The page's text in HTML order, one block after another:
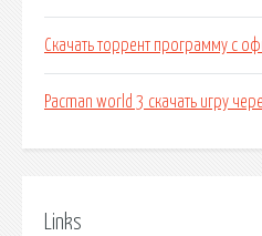
Скачать торрент программу с
Pacman world 3 скачать игру
Links